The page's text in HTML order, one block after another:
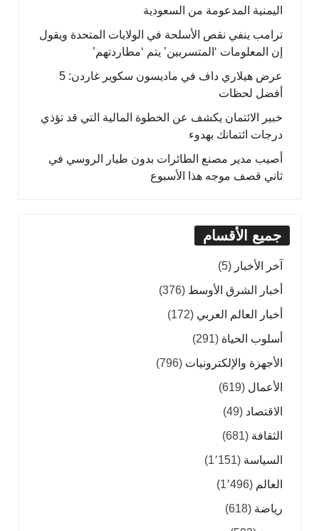
اليمنية المدعومة من السعودية
ترامب ينفي نقص الأسلحة في الولايات المتحدة ويقول
إن المعلومات ‘المتسربين’ يتم ‘مطاردتهم’
عرض هيلاري داف في ماديسون سكوير غاردن: 5
أفضل لحظات
خبير الائتمان يكشف عن الخطوة المالية التي قد تؤذي
درجات ائتمانك بهدوء
أصيب مدير مصنع الطائرات بدون طيار الروسي في
ثاني قصف موجه هذا الأسبوع
جميع الأقسام
آخر الأخبار (5)
أخبار الشرق الأوسط (376)
أخبار العالم العربي (172)
أسلوب الحياة (291)
الأجهزة والإلكترونيات (796)
الأعمال (619)
الاقتصاد (49)
الثقافة (681)
السياسة (1٬151)
العالم (1٬496)
رياضة (618)